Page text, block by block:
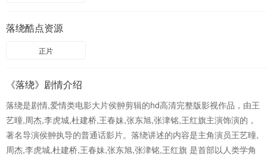
落绕酷点资源
正片
《落绕》剧情介绍
落绕是剧情,爱情类电影大片侯翀剪辑的hd高清完整版影视作品，由王
艺曈,周杰,李虎城,杜建桥,王春妹,张东旭,张津铭,王红旗主演饰演的，
著名导演侯翀执导的普通话影片。落绕讲述的内容是主角演员王艺曈,
周杰,李虎城,杜建桥,王春妹,张东旭,张津铭,王红旗 是首部以人类学角